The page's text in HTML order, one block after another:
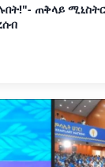
ጠቅላይ